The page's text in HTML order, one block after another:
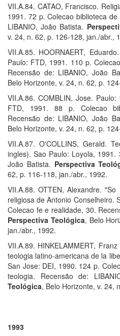
VII.A.84. CATAO, Francisco.
1991. 72 p. Colecao biblioteca
LIBANIO, João Batista.
v. 24, n. 62, p. 126-128, jan./abr.,
VII.A.85. HOORNAERT,
Paulo: FTD, 1991. 110 p.
Recensão de: LIBANIO, João
Belo Horizonte, v. 24, n. 62, p.
VII.A.86. COMBLIN, Jose.
FTD, 1991. 88 p. Colecao
Recensão de: LIBANIO, João
Belo Horizonte, v. 24, n. 62, p.
VII.A.87. O'COLLINS, Gerald.
ingles). Sao Paulo: Loyola,
João Batista. Perspectiva
62, p. 116-118, jan./abr., 1992.
VII.A.88. OTTEN, Alexandre.
religiosa de Antonio Conselheiro.
Colecao fe e realidade, 30.
Perspectiva Teológica, Belo
jan./abr., 1992.
VII.A.89. HINKELAMMERT,
teologia latino-americana de la
San Jose: DEI, 1990. 124 p.
teologia. Recensão de:
Teológica, Belo Horizonte, v. 24,
1993